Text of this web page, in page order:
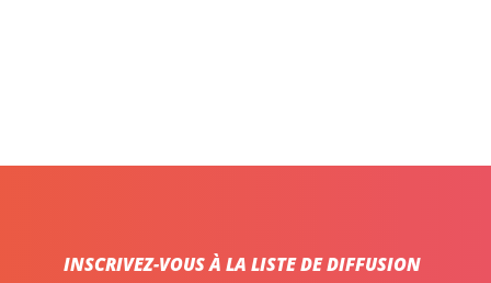
INSCRIVEZ-VOUS À LA LISTE DE DIFFUSION